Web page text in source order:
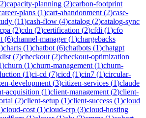
2)capacity-planning (2)carbon-footprint
plans (1)cart-abandonment (2)case-
(11)cash-flow (4)catalog (2)catalog-sync
(2)cdn (2)certification (2)cfdi (1)cfo
(6)channel-manager(1)chargebacks
)charts (1)chatbot (6)chatbots (1)chatgpt
(7)checkout (2)checkout-optimization
)churn (1)churn-management (1)churn-
(1)ci-cd (7)cicd (1)cin7 (1)circular-
development (3)citizen-services (1)claude
acquisition (1)client-management (2)client-
(2)client-setup (1)client-success (1)cloud
)cloud-cost (1)cloud-erp (3)cloud-hosting